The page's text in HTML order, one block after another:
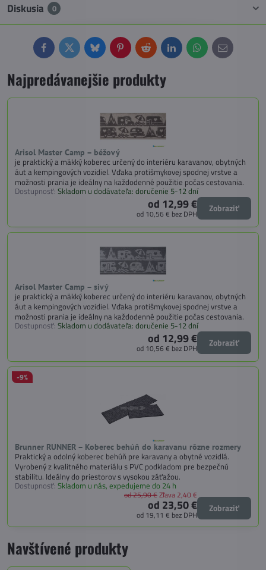
Diskusia 0
FacebookTwitterBlueskyPinterestReddit LinkedInWhatsApp
E-
mail
Najpredávanejšie produkty
Arisol Master Camp – béžový
je praktický a mäkký koberec určený do interiéru karavanov, obytných
áut a kempingových vozidiel. Vďaka protišmykovej spodnej vrstve a
možnosti prania je ideálny na každodenné použitie počas cestovania.
Dostupnosť: Skladom u dodávateľa: doručenie 5-12 dní
od 12,99 €
od 10,56 € bez DPH Zobraziť
Arisol Master Camp – sivý
je praktický a mäkký koberec určený do interiéru karavanov, obytných
áut a kempingových vozidiel. Vďaka protišmykovej spodnej vrstve a
možnosti prania je ideálny na každodenné použitie počas cestovania.
Dostupnosť: Skladom u dodávateľa: doručenie 5-12 dní
od 12,99 €
od 10,56 € bez DPH Zobraziť
Brunner RUNNER – Koberec behúň do karavanu rôzne rozmery
-9%
Praktický a odolný koberec behúň pre karavany a obytné vozidlá.
Vyrobený z kvalitného materiálu s PVC podkladom pre bezpečnú
stabilitu. Ideálny do priestorov s vysokou záťažou.
Dostupnosť: Skladom u nás, expedujeme do 24 h
od 23,50 €
od 19,11 € bez DPH
od 25,90 €Zľava 2,40 €
Zobraziť
Navštívené produkty